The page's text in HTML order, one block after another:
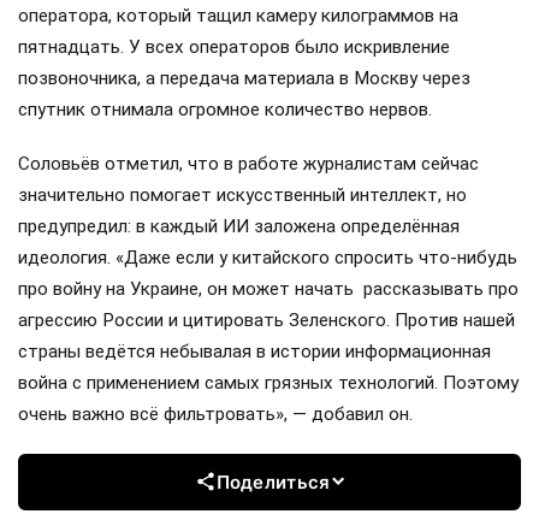
оператора, который тащил камеру килограммов на
пятнадцать. У всех операторов было искривление
позвоночника, а передача материала в Москву через
спутник отнимала огромное количество нервов.
Соловьёв отметил, что в работе журналистам сейчас
значительно помогает искусственный интеллект, но
предупредил: в каждый ИИ заложена определённая
идеология. «Даже если у китайского спросить что-нибудь
про войну на Украине, он может начать рассказывать про
агрессию России и цитировать Зеленского. Против нашей
страны ведётся небывалая в истории информационная
война с применением самых грязных технологий. Поэтому
очень важно всё фильтровать», — добавил он.
Поделиться